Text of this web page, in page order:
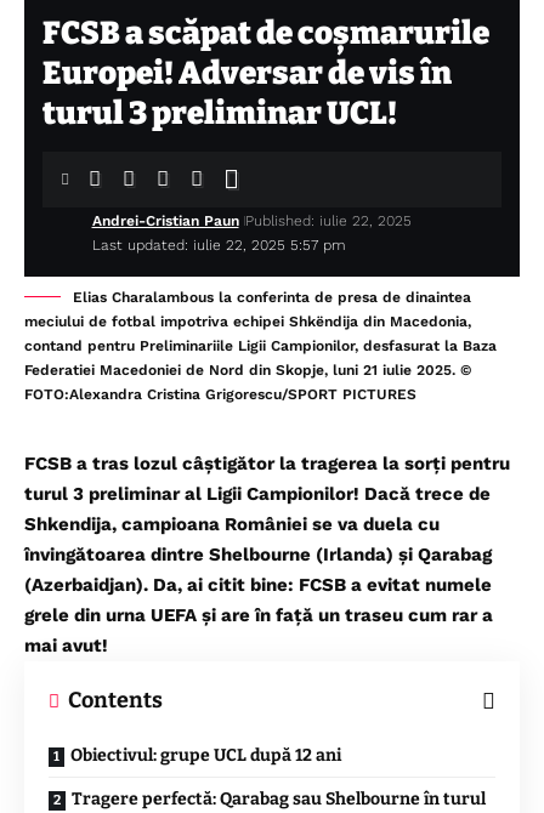
FCSB a scăpat de coșmarurile
Europei! Adversar de vis în
turul 3 preliminar UCL!
Last updated: iulie 22, 2025 5:57 pm
Andrei-Cristian Paun Published: iulie 22, 2025
Elias Charalambous la conferinta de presa de dinaintea
meciului de fotbal impotriva echipei Shkëndija din Macedonia,
contand pentru Preliminariile Ligii Campionilor, desfasurat la Baza
Federatiei Macedoniei de Nord din Skopje, luni 21 iulie 2025. ©
FOTO:Alexandra Cristina Grigorescu/SPORT PICTURES
FCSB a tras lozul câștigător la tragerea la sorți pentru
turul 3 preliminar al Ligii Campionilor! Dacă trece de
Shkendija, campioana României se va duela cu
învingătoarea dintre Shelbourne (Irlanda) și Qarabag
(Azerbaidjan). Da, ai citit bine: FCSB a evitat numele
grele din urna UEFA și are în față un traseu cum rar a
mai avut!
Contents
Obiectivul: grupe UCL după 12 ani
Tragere perfectă: Qarabag sau Shelbourne în turul